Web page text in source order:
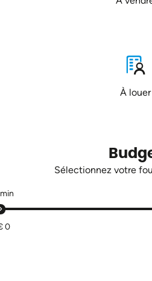
À louer
Sélectionnez votre
min